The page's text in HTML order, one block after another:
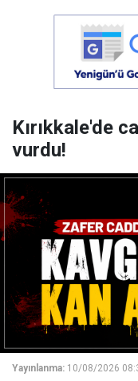
Kırıkkale'de
vurdu!
Yayınlanma: 10/08/2026